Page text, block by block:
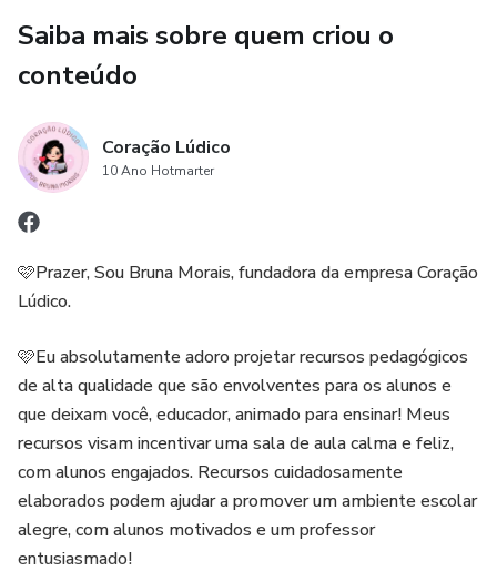
Saiba mais sobre quem criou o
conteúdo
Coração Lúdico
10 Ano Hotmarter
🩷Prazer, Sou Bruna Morais, fundadora da empresa Coração
Lúdico.
🩷Eu absolutamente adoro projetar recursos pedagógicos
de alta qualidade que são envolventes para os alunos e
que deixam você, educador, animado para ensinar! Meus
recursos visam incentivar uma sala de aula calma e feliz,
com alunos engajados. Recursos cuidadosamente
elaborados podem ajudar a promover um ambiente escolar
alegre, com alunos motivados e um professor
entusiasmado!